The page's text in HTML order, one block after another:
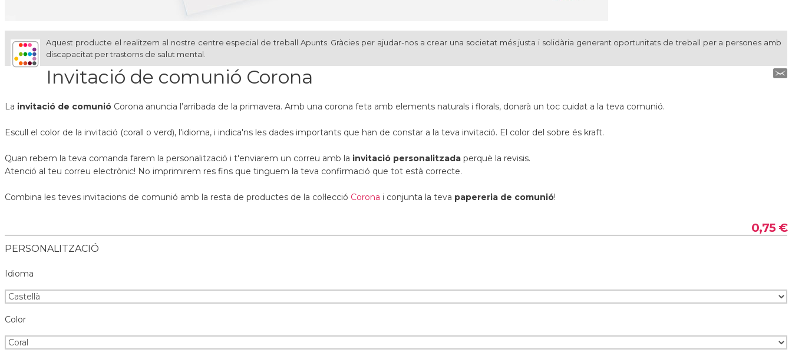
Aquest producte el realitzem al nostre centre especial de treball Apunts. Gràcies per ajudar-nos a crear una societat més justa i solidària generant oportunitats de treball per a persones amb
discapacitat per trastorns de salut mental.
Invitació de comunió Corona
La invitació de comunió Corona anuncia l’arribada de la primavera. Amb una corona feta amb elements naturals i florals, donarà un toc cuidat a la teva comunió.
Escull el color de la invitació (corall o verd), l'idioma, i indica'ns les dades importants que han de constar a la teva invitació. El color del sobre és kraft.
Quan rebem la teva comanda farem la personalització i t'enviarem un correu amb la invitació personalitzada perquè la revisis.
Atenció al teu correu electrònic! No imprimirem res fins que tinguem la teva confirmació que tot està correcte.
Combina les teves invitacions de comunió amb la resta de productes de la col·lecció Corona i conjunta la teva papereria de comunió!
0,75 €
PERSONALITZACIÓ
Idioma
Color